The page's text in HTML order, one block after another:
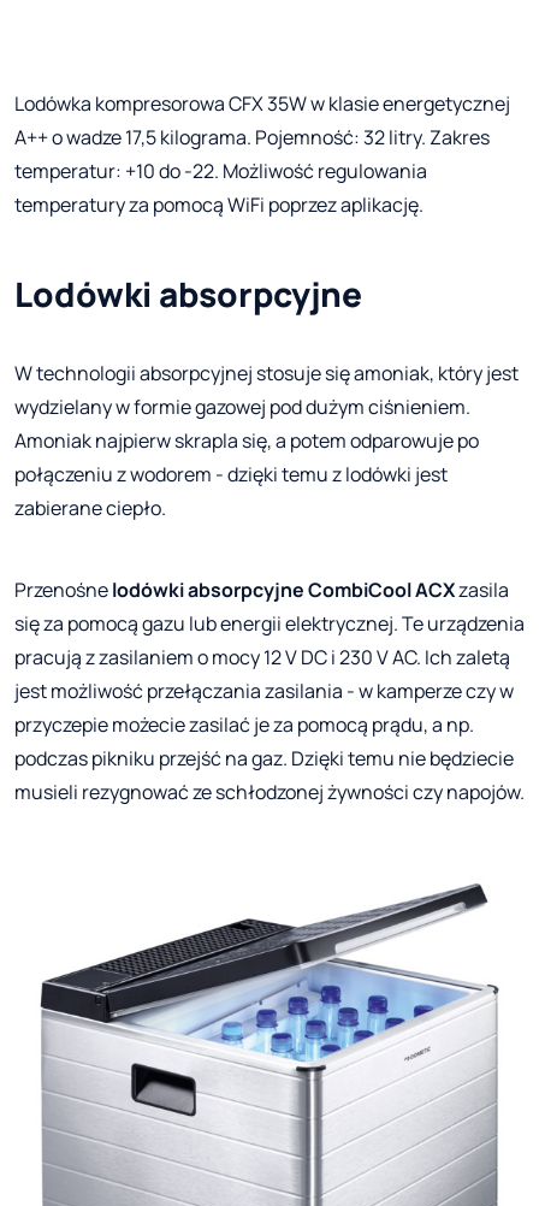
Lodówka kompresorowa CFX 35W w klasie energetycznej
A++ o wadze 17,5 kilograma. Pojemność: 32 litry. Zakres
temperatur: +10 do -22. Możliwość regulowania
temperatury za pomocą WiFi poprzez aplikację.
Lodówki absorpcyjne
W technologii absorpcyjnej stosuje się amoniak, który jest
wydzielany w formie gazowej pod dużym ciśnieniem.
Amoniak najpierw skrapla się, a potem odparowuje po
połączeniu z wodorem - dzięki temu z lodówki jest
zabierane ciepło.
Przenośnelodówki absorpcyjne CombiCool ACXzasila
się za pomocą gazu lub energii elektrycznej. Te urządzenia
pracują z zasilaniem o mocy 12 V DC i 230 V AC. Ich zaletą
jest możliwość przełączania zasilania - w kamperze czy w
przyczepie możecie zasilać je za pomocą prądu, a np.
podczas pikniku przejść na gaz. Dzięki temu nie będziecie
musieli rezygnować ze schłodzonej żywności czy napojów.